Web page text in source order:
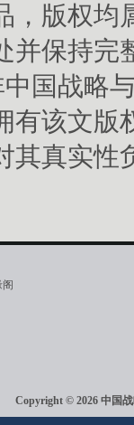
，版权
并保持完
国战略
有该文
其真实
Copyright © 2026 中国